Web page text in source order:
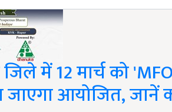
में 12 मार्च को
जाएगा आयोजित, जानें